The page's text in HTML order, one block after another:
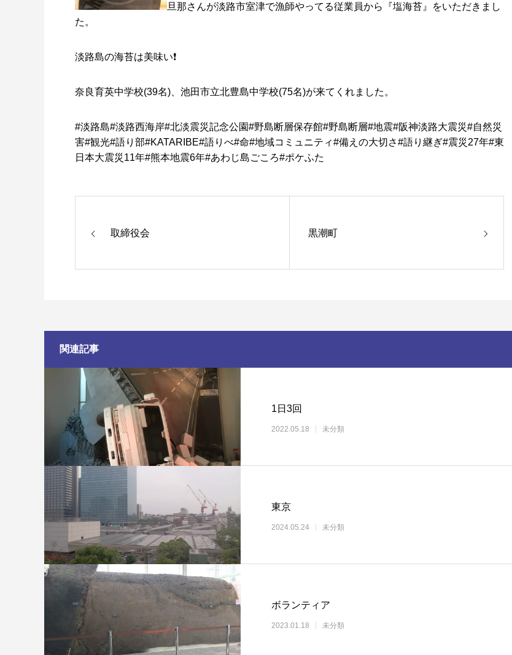
旦那さんが淡路市室津で漁師やってる従業員から『塩海苔』をいただきまし
た。
淡路島の海苔は美味い❗️
奈良育英中学校(39名)、池田市立北豊島中学校(75名)が来てくれました。
#淡路島#淡路西海岸#北淡震災記念公園#野島断層保存館#野島断層#地震#阪神淡路大震災#自然災
害#観光#語り部#KATARIBE#語りべ#命#地域コミュニティ#備えの大切さ#語り継ぎ#震災27年#東
日本大震災11年#熊本地震6年#あわじ島ごころ#ポケふた
取締役会 黒潮町
関連記事
1日3回
2022.05.18 未分類
東京
2024.05.24 未分類
ボランティア
2023.01.18 未分類